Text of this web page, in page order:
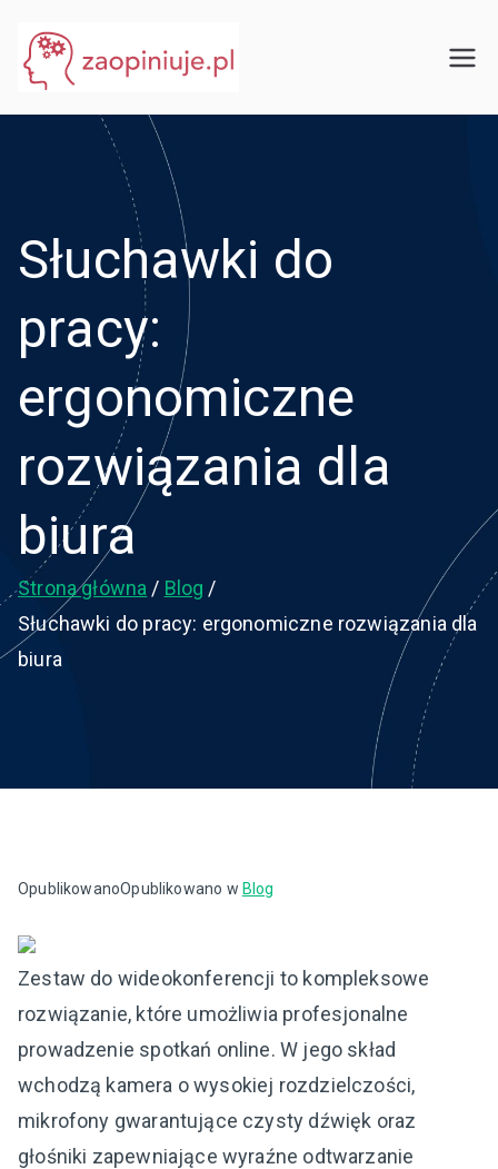
treści
Słuchawki do
pracy:
ergonomiczne
rozwiązania dla
biura
Strona główna
Blog
Słuchawki do pracy: ergonomiczne rozwiązania dla
biura
OpublikowanoOpublikowano w Blog
Zestaw do wideokonferencji to kompleksowe
rozwiązanie, które umożliwia profesjonalne
prowadzenie spotkań online. W jego skład
wchodzą kamera o wysokiej rozdzielczości,
mikrofony gwarantujące czysty dźwięk oraz
głośniki zapewniające wyraźne odtwarzanie